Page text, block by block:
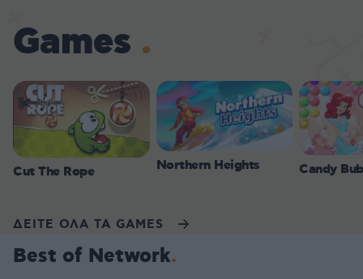
Games
Cut The Rope Northern Heights Candy
ΔΕΙΤΕ ΟΛΑ ΤΑ GAMES
Best of Network